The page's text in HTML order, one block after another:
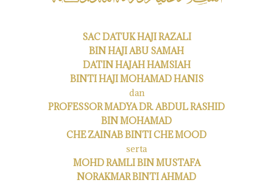
SAC DATUK HAJI RAZALI
BIN HAJI ABU SAMAH
DATIN HAJAH HAMSIAH
BINTI HAJI MOHAMAD HANIS
dan
PROFESSOR MADYA DR. ABDUL RASHID
BIN MOHAMAD
CHE ZAINAB BINTI CHE MOOD
serta
MOHD RAMLI BIN MUSTAFA
NORAKMAR BINTI AHMAD